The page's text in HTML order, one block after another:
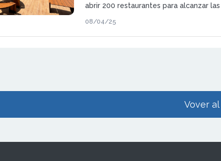
abrir 200 restaurantes para alcanzar las
08/04/25
Vover